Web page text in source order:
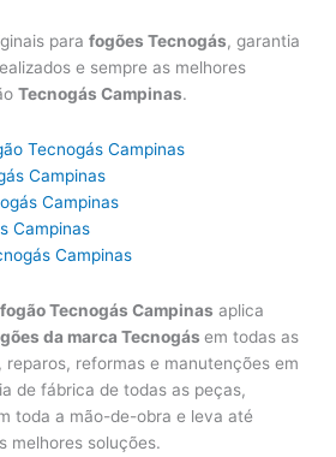
parafogões Tecnogás, garantia
e sempre as melhores
Tecnogás Campinas.
Tecnogás Campinas
Campinas
Campinas
Campinas
Campinas
Tecnogás Campinas aplica
da marca Tecnogásem todas as
reformas e manutenções em
de fábrica de todas as peças,
toda a mão-de-obra e leva até
melhores soluções.